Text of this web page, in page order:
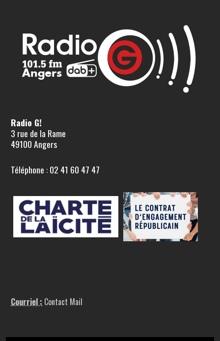
Radio G!
3 rue de la Rame
49100 Angers
Téléphone : 02 41 60 47 47
Courriel : Contact Mail